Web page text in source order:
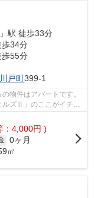
」駅 徒歩33分
歩34分
歩55分
川戸町399-1
物件はアパートです。
ルズⅡ」のここがイチオ
：4,000円 )
0ヶ月
㎡